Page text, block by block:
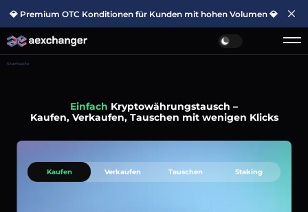
💎 Premium OTC Konditionen für Kunden mit hohen Volumen 💎
Startseite
Einfach Kryptowährungstausch –
Kaufen, Verkaufen, Tauschen mit wenigen Klicks
Kaufen Verkaufen Tauschen Staking